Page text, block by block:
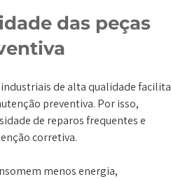
das peças
de alta qualidade facilita
preventiva. Por isso,
de reparos frequentes e
corretiva.
menos energia,